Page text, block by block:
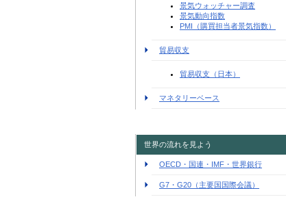
景気ウォッチャー調査
景気動向指数
PMI（購買担当者景気指数）
貿易収支
貿易収支（日本）
マネタリーベース
世界の流れを見よう
OECD・国連・IMF・世界銀行
G7・G20（主要国国際会議）